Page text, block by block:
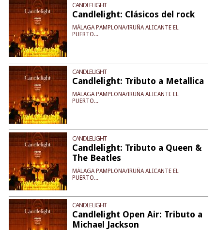
CANDLELIGHT
Candlelight: Clásicos del rock
MÁLAGA PAMPLONA/IRUÑA ALICANTE EL
PUERTO...
CANDLELIGHT
Candlelight: Tributo a Metallica
MÁLAGA PAMPLONA/IRUÑA ALICANTE EL
PUERTO...
CANDLELIGHT
Candlelight: Tributo a Queen &
The Beatles
MÁLAGA PAMPLONA/IRUÑA ALICANTE EL
PUERTO...
CANDLELIGHT
Candlelight Open Air: Tributo a
Michael Jackson